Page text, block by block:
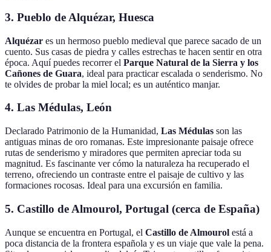
3. Pueblo de Alquézar, Huesca
Alquézar es un hermoso pueblo medieval que parece sacado de un
cuento. Sus casas de piedra y calles estrechas te hacen sentir en otra
época. Aquí puedes recorrer el Parque Natural de la Sierra y los
Cañones de Guara, ideal para practicar escalada o senderismo. No
te olvides de probar la miel local; es un auténtico manjar.
4. Las Médulas, León
Declarado Patrimonio de la Humanidad, Las Médulas son las
antiguas minas de oro romanas. Este impresionante paisaje ofrece
rutas de senderismo y miradores que permiten apreciar toda su
magnitud. Es fascinante ver cómo la naturaleza ha recuperado el
terreno, ofreciendo un contraste entre el paisaje de cultivo y las
formaciones rocosas. Ideal para una excursión en familia.
5. Castillo de Almourol, Portugal (cerca de España)
Aunque se encuentra en Portugal, el Castillo de Almourol está a
poca distancia de la frontera española y es un viaje que vale la pena.